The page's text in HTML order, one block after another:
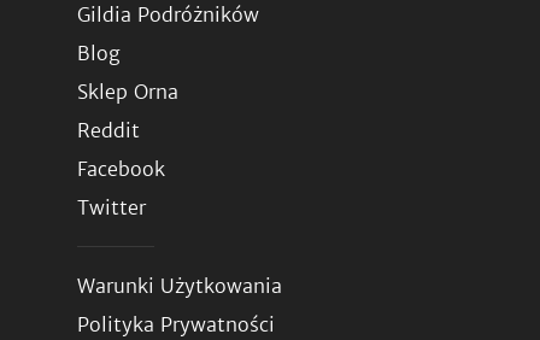
Gildia Podróżników
Blog
Sklep Orna
Reddit
Facebook
Twitter
Warunki Użytkowania
Polityka Prywatności